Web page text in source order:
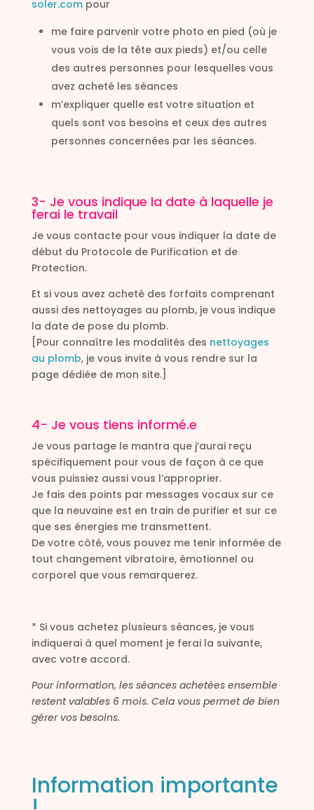
soler.compour
me faire parvenir votre photo en pied (où je
vous vois de la tête aux pieds) et/ou celle
des autres personnes pour lesquelles vous
avez acheté les séances
m’expliquer quelle est votre situation et
quels sont vos besoins et ceux des autres
personnes concernées par les séances.
3- Je vous indique la date à laquelle je
ferai le travail
Je vous contacte pour vous indiquer la date de
début du Protocole de Purification et de
Protection.
Et si vous avez acheté des forfaits comprenant
aussi des nettoyages au plomb, je vous indique
la date de pose du plomb.
[Pour connaître les modalités des nettoyages
au plomb, je vous invite à vous rendre sur la
page dédiée de mon site.]
4- Je vous tiens informé.e
Je vous partage le mantra que j’aurai reçu
spécifiquement pour vous de façon à ce que
vous puissiez aussi vous l’approprier.
Je fais des points par messages vocaux sur ce
que la neuvaine est en train de purifier et sur ce
que ses énergies me transmettent.
De votre côté, vous pouvez me tenir informée de
tout changement vibratoire, émotionnel ou
corporel que vous remarquerez.
* Si vous achetez plusieurs séances, je vous
indiquerai à quel moment je ferai la suivante,
avec votre accord.
Pour information, les séances achetées ensemble
restent valables 6 mois. Cela vous permet de bien
gérer vos besoins.
Information importante